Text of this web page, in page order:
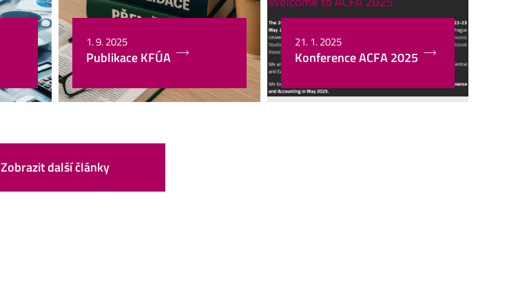
1. 9. 2025
Publikace KFÚA
21. 1. 2025
Konference ACFA 2025
Zobrazit další články